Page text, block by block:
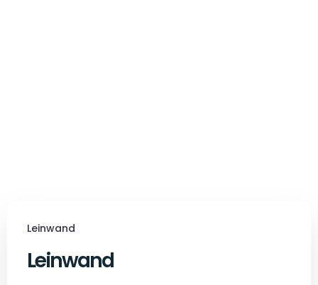
Leinwand-Material
Aus nachhaltiger Forstwirtschaft: FSC®-
zertifiziert